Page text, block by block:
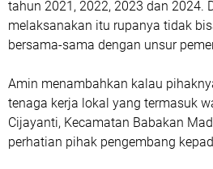
tahun 2021, 2022, 2023 dan 2024.
melaksanakan itu rupanya tidak
bersama-sama dengan unsur
Amin menambahkan kalau
tenaga kerja lokal yang termasuk
Cijayanti, Kecamatan Babakan
perhatian pihak pengembang